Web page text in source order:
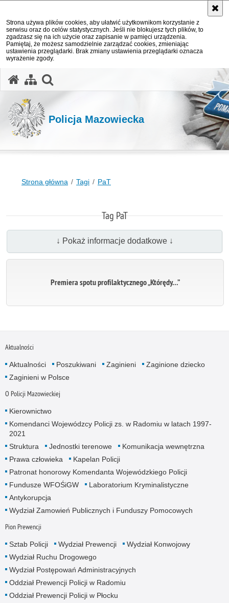
Strona używa plików cookies, aby ułatwić użytkownikom korzystanie z
serwisu oraz do celów statystycznych. Jeśli nie blokujesz tych plików, to
zgadzasz się na ich użycie oraz zapisanie w pamięci urządzenia.
Pamiętaj, że możesz samodzielnie zarządzać cookies, zmieniając
ustawienia przeglądarki. Brak zmiany ustawienia przeglądarki oznacza
wyrażenie zgody.
Policja Mazowiecka
Strona główna Tagi PaT
Tag PaT
↓ Pokaż informacje dodatkowe ↓
Premiera spotu profilaktycznego „Którędy…”
Aktualności
Aktualności Poszukiwani Zaginieni
Zaginione dziecko
Zaginieni w Polsce
O Policji Mazowieckiej
Kierownictwo
Komendanci Wojewódzcy Policji zs. w Radomiu w latach 1997-
2021
Struktura
Jednostki terenowe
Komunikacja wewnętrzna
Prawa człowieka
Kapelan Policji
Patronat honorowy Komendanta Wojewódzkiego Policji
Fundusze WFOŚiGW
Laboratorium Kryminalistyczne
Antykorupcja
Wydział Zamowień Publicznych i Funduszy Pomocowych
Pion Prewencji
Sztab Policji Wydział Prewencji
Wydział Konwojowy
Wydział Ruchu Drogowego
Wydział Postępowań Administracyjnych
Oddział Prewencji Policji w Radomiu
Oddział Prewencji Policji w Płocku